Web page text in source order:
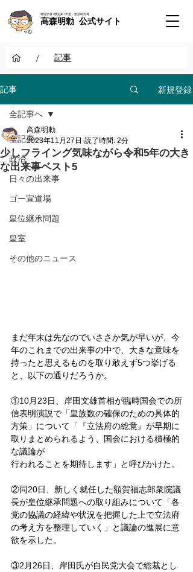
神道学者 / 歴史家 / 天皇・皇室研究者
高森明勅 公式サイト
/ 記事
記事 新規登録
全記事へ
政治
日々の出来事
ゴー宣道場
皇位継承問題
皇室
その他のニュース
全記事へ
少しフライング気味ながら令和5年の大き
な出来事ベスト5
高森明勅
2023年11月27日 読了時間: 2分
まだ年末は先なのでいささか気が早いが、今
年のこれまでの出来事の中で、大きな意味を
持ったと思えるものを取り敢えず5つ挙げる
と、以下の通りだろうか。
①10月23日、岸田文雄首相が臨時国会での所
信表明演説で「皇族数の確保のための具体的
方策」について「『立法府の総意』が早期に
取りまとめられるよう、国会における積極的
な議論が
行われることを期待します」と呼びかけた。
②同20日、新しく就任した額賀福志郎衆院議
長が皇位継承問題への取り組みについて「各
党の協議の経緯や状況を把握した上で立法府
の考え方を整理していく」と議論の進展に意
欲を示した。
③2月26日、岸田氏が自民党大会で総裁とし